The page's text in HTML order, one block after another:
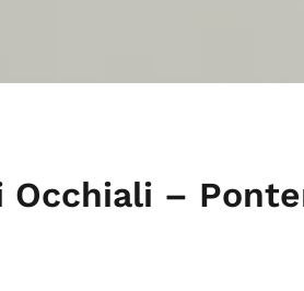
Occhiali –